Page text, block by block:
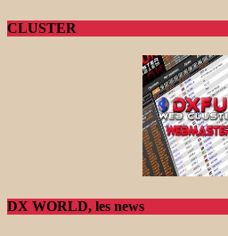
CLUSTER
DX WORLD, les news